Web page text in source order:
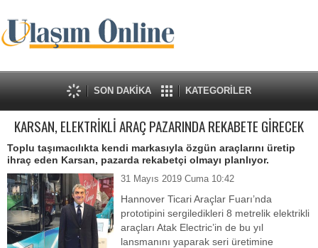
SON DAKİKA KATEGORİLER
KARSAN, ELEKTRİKLİ ARAÇ PAZARINDA REKABETE GİRECEK
Toplu taşımacılıkta kendi markasıyla özgün araçlarını üretip
ihraç eden Karsan, pazarda rekabetçi olmayı planlıyor.
31 Mayıs 2019 Cuma 10:42
Hannover Ticari Araçlar Fuarı’nda
prototipini sergiledikleri 8 metrelik elektrikli
araçları Atak Electric’in de bu yıl
lansmanını yaparak seri üretimine